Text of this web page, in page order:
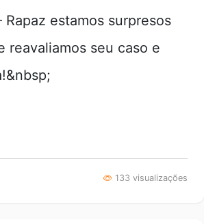
Rapaz estamos surpresos
reavaliamos seu caso e
133 visualizações